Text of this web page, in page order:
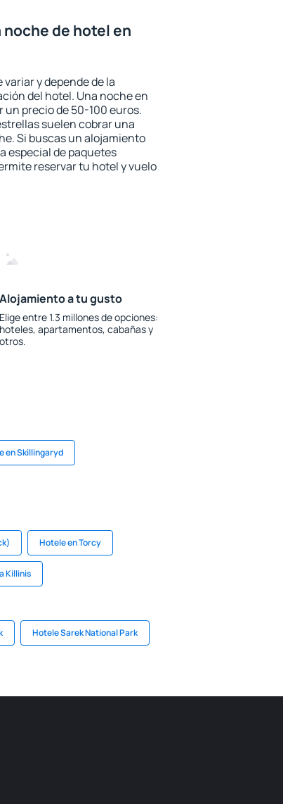
noche de hotel en
y depende de la
del hotel. Una noche en
precio de 50-100 euros.
suelen cobrar una
Si buscas un alojamiento
especial de paquetes
reservar tu hotel y vuelo
Alojamiento a tu gusto
Elige entre 1.3 millones de opciones:
hoteles, apartamentos, cabañas y
otros.
en Skillingaryd
Hotele en Torcy
Killinis
Hotele Sarek National Park